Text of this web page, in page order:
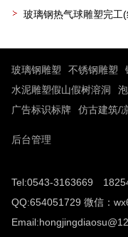
玻璃钢热气球雕塑完工
玻璃钢雕塑 不锈钢雕塑
水泥雕塑假山假树溶洞
广告标识标牌
仿古建筑/
后台管理
Tel:0543-3163669
QQ:654051729 微信：